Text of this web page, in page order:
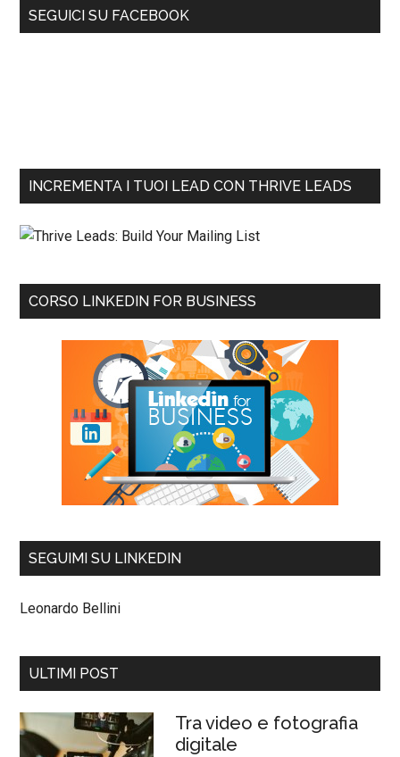
SEGUICI SU FACEBOOK
INCREMENTA I TUOI LEAD CON THRIVE LEADS
CORSO LINKEDIN FOR BUSINESS
SEGUIMI SU LINKEDIN
Leonardo Bellini
ULTIMI POST
Tra video e fotografia
digitale